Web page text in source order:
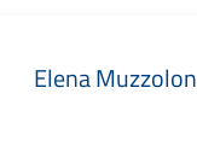
Elena Muzzolon